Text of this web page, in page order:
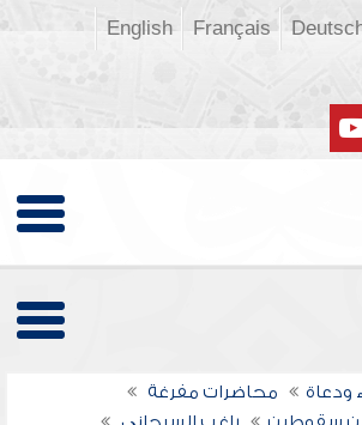
Français
English
ودعاة
محاضرات مفرغة